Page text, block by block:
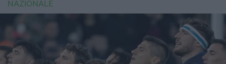
FIR
Internazionale
6 Nazioni
NAZIONALE